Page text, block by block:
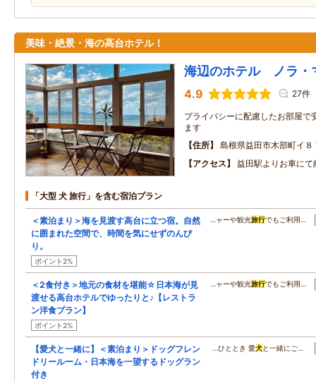
美味・絶景・海の高台ホテル！
海辺のホテル ノラ・
4.9 27件
プライバシーに配慮したお部屋で
ます
住所
島根県益田市木部町イ８
アクセス
益田駅よりお車にて
「大型 犬 旅行」を含む宿泊プラン
＜素泊まり＞海を見渡す高台に立つ宿。自然
に囲まれた空間で、時間を気にせずのんび
り。
ポイント2%
…ャーや観光旅行でもご利用…
＜2食付き＞地元の食材を堪能☆日本海が見
渡せる高台ホテルでゆったりと♪【レストラ
ン洋食プラン】
ポイント2%
…ャーや観光旅行でもご利用…
【愛犬と一緒に】＜素泊まり＞ドッグフレン
ドリールーム・日本海を一望するドッグラン
付き
…ひととき 愛犬と一緒にご…